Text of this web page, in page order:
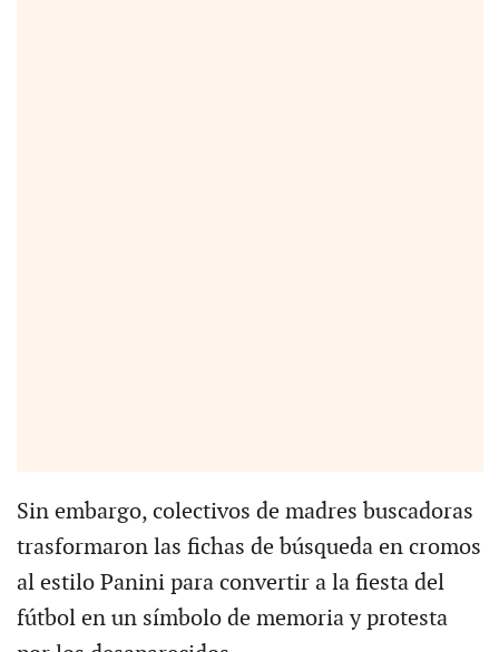
Sin embargo, colectivos de madres buscadoras
trasformaron las fichas de búsqueda en cromos
al estilo Panini para convertir a la fiesta del
fútbol en un símbolo de memoria y protesta